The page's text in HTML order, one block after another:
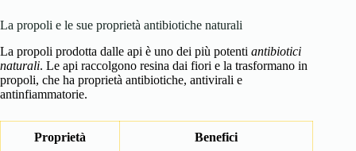
La propoli e le sue proprietà antibiotiche naturali
La propoli prodotta dalle api è uno dei più potenti antibiotici
naturali. Le api raccolgono resina dai fiori e la trasformano in
propoli, che ha proprietà antibiotiche, antivirali e
antinfiammatorie.
Proprietà Benefici